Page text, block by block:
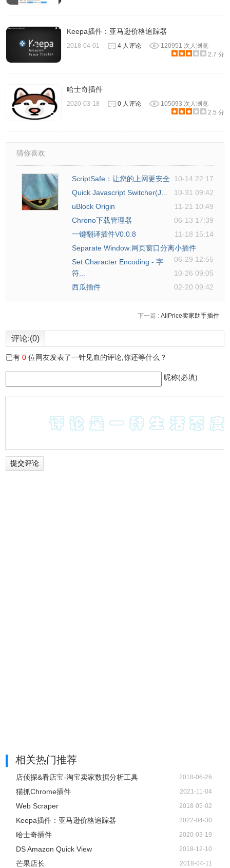
Keepa插件：亚马逊价格追踪器
2018-04-01 4 人评论
120951 次人浏览
2.7 分
哈士奇插件
2020-03-18 0 人评论
105093 次人浏览
2.5 分
猜你喜欢
ScriptSafe：让您的上网更安全 10-14 22:17
Quick Javascript Switcher(J...
10-31 09:42
uBlock Origin
11-21 10:49
Chrono下载管理器
06-13 17:39
一键翻译插件V0.0.8
11-18 15:14
Separate Window:网页窗口分离小插件
06-29 12:55
Set Character Encoding - 字
符...
10-26 09:05
西瓜插件
02-20 09:42
下一篇 : AliPrice卖家助手插件
评论:(0)
已有0 位网友发表了一针见血的评论,你还等什么？
昵称(必填)
相关热门推荐
店侦探&看店宝-淘宝卖家数据分析工具 2018-06-26
猫抓Chrome插件 2021-11-04
Web Scraper 2018-05-02
Keepa插件：亚马逊价格追踪器 2022-04-30
哈士奇插件 2020-03-19
DS Amazon Quick View 2018-12-10
芒果店长 2018-04-11